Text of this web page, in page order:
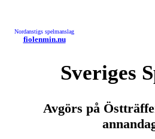
Nordanstigs spelmanslag
fiolenmin.nu
Sveriges
Avgörs på